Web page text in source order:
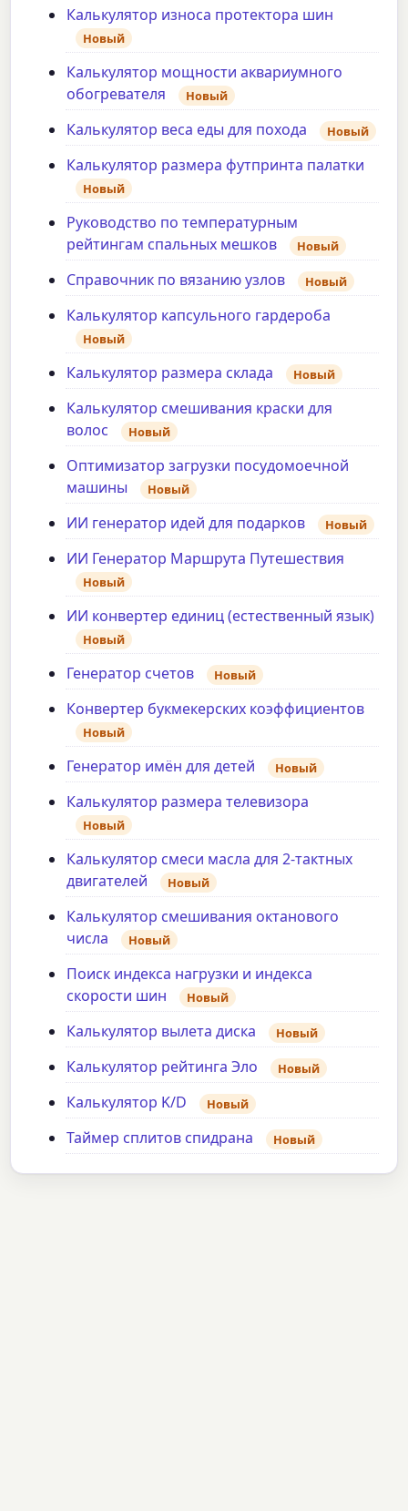
Калькулятор износа протектора шин
Новый
Калькулятор мощности аквариумного
обогревателя
Новый
Калькулятор веса еды для похода Новый
Калькулятор размера футпринта палатки
Новый
Руководство по температурным
рейтингам спальных мешков
Новый
Справочник по вязанию узлов Новый
Калькулятор капсульного гардероба
Новый
Калькулятор размера склада Новый
Калькулятор смешивания краски для
волос
Новый
Оптимизатор загрузки посудомоечной
машины
Новый
ИИ генератор идей для подарков Новый
ИИ Генератор Маршрута Путешествия
Новый
ИИ конвертер единиц (естественный язык)
Новый
Генератор счетов Новый
Конвертер букмекерских коэффициентов
Новый
Генератор имён для детей Новый
Калькулятор размера телевизора
Новый
Калькулятор смеси масла для 2-тактных
двигателей
Новый
Калькулятор смешивания октанового
числа
Новый
Поиск индекса нагрузки и индекса
скорости шин
Новый
Калькулятор вылета диска Новый
Калькулятор рейтинга Эло Новый
Калькулятор K/D Новый
Таймер сплитов спидрана Новый